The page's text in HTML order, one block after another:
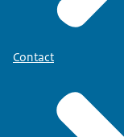
Contact